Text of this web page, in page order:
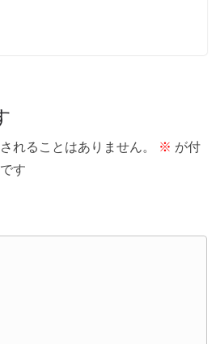
れることはありません。 ※ が付
す